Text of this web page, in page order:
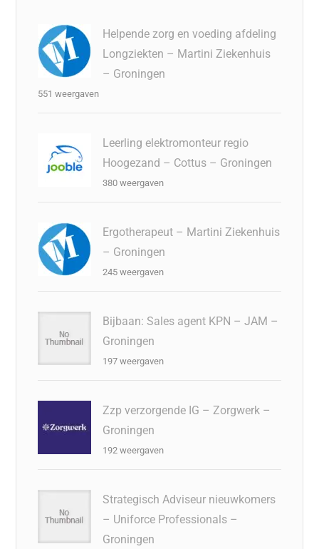
Helpende zorg en voeding afdeling
Longziekten – Martini Ziekenhuis
– Groningen
551 weergaven
Leerling elektromonteur regio
Hoogezand – Cottus – Groningen
380 weergaven
Ergotherapeut – Martini Ziekenhuis
– Groningen
245 weergaven
Bijbaan: Sales agent KPN – JAM –
Groningen
197 weergaven
Zzp verzorgende IG – Zorgwerk –
Groningen
192 weergaven
Strategisch Adviseur nieuwkomers
– Uniforce Professionals –
Groningen